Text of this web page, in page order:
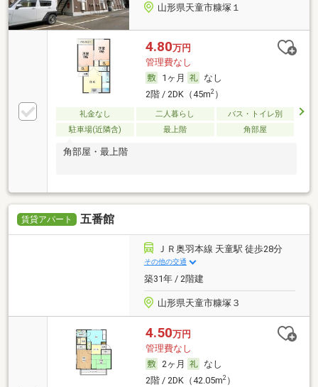
山形県天童市糠塚１
4.80万円
管理費なし
1ヶ月
なし
2階 / 2DK（45m2）
礼金なし 二人暮らし
バス・トイレ別
駐車場(近隣含)
最上階 角部屋
角部屋・最上階
賃貸アパート 五番館
ＪＲ奥羽本線 天童駅 徒歩28分
その他の交通
築31年 / 2階建
山形県天童市糠塚３
4.50万円
管理費なし
2ヶ月
なし
2階 / 2DK（42.05m2）